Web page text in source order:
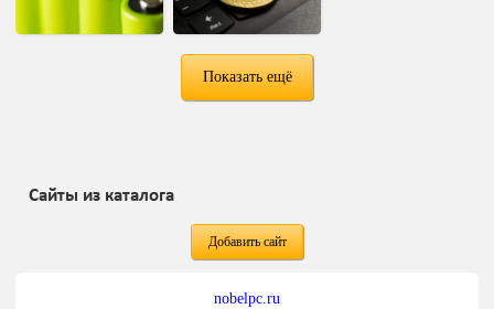
Показать ещё
Сайты из каталога
Добавить сайт
nobelpc.ru